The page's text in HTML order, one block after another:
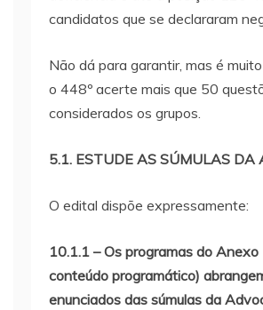
candidatos que se declararam
Não dá para garantir, mas é
o 448º acerte mais que 50
considerados os grupos.
5.1. ESTUDE AS SÚMULAS DA
O edital dispõe expressamente:
10.1.1 – Os programas do Anexo
conteúdo programático)
enunciados das súmulas da